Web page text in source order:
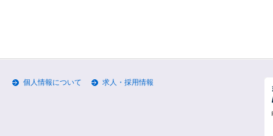
個人情報について 求人・採用情報